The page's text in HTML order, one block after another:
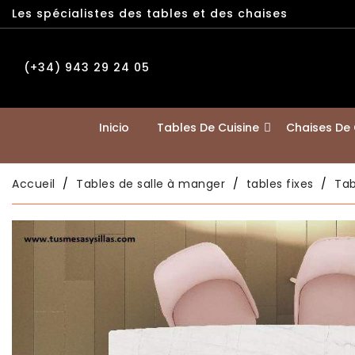
Les spécialistes des tables et des chaises
(+34) 943 29 24 05
Inicio Tables De Cuisine Chaises De
Accueil Tables de salle à manger tables fixes